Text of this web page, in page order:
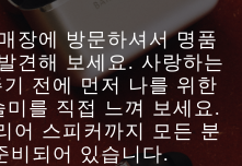
장에 방문하셔서 명품
견해 보세요. 사랑하는
전에 먼저 나를 위한
를 직접 느껴 보세요.
어 스피커까지 모든 분
비되어 있습니다.